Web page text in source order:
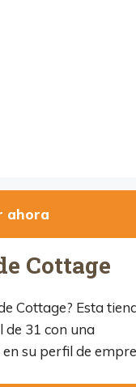
ahora
Cottage
Cottage? Esta
de 31 con una
su perfil de